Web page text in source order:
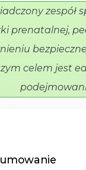
zespół
prenatalnej,
celem jest